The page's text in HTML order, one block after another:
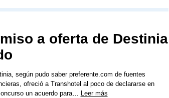
a oferta de Destinia
según pudo saber preferente.com de fuentes
ofreció a Transhotel al poco de declararse en
un acuerdo para… Leer más